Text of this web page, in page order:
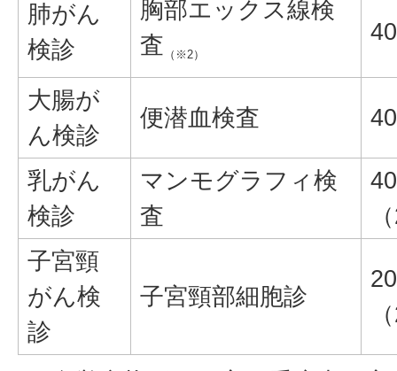
肺がん
検診
胸部エックス線検
査 （※2）
大腸が
ん検診
便潜血検査
乳がん
検診
マンモグラフィ検
査
子宮頸
がん検
診
子宮頸部細胞診